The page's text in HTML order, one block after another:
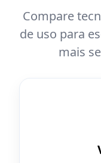
Compare
de uso para
mais